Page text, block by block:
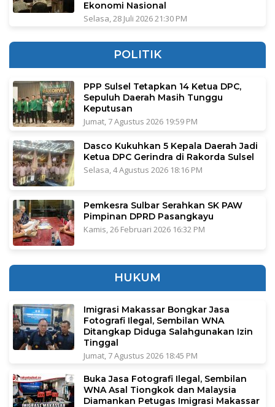
Ekonomi Nasional
Selasa, 28 Juli 2026 21:30 PM
POLITIK
PPP Sulsel Tetapkan 14 Ketua DPC,
Sepuluh Daerah Masih Tunggu
Keputusan
Jumat, 7 Agustus 2026 19:59 PM
Dasco Kukuhkan 5 Kepala Daerah Jadi
Ketua DPC Gerindra di Rakorda Sulsel
Selasa, 4 Agustus 2026 18:16 PM
Pemkesra Sulbar Serahkan SK PAW
Pimpinan DPRD Pasangkayu
Kamis, 26 Februari 2026 16:32 PM
HUKUM
Imigrasi Makassar Bongkar Jasa
Fotografi Ilegal, Sembilan WNA
Ditangkap Diduga Salahgunakan Izin
Tinggal
Jumat, 7 Agustus 2026 18:45 PM
Buka Jasa Fotografi Ilegal, Sembilan
WNA Asal Tiongkok dan Malaysia
Diamankan Petugas Imigrasi Makassar